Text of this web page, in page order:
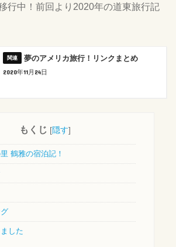
行中！前回より2020年の道東旅行記
夢のアメリカ旅行！リンクまとめ
2020年11月24日
もくじ [隠す]
鶴雅の宿泊記！
した